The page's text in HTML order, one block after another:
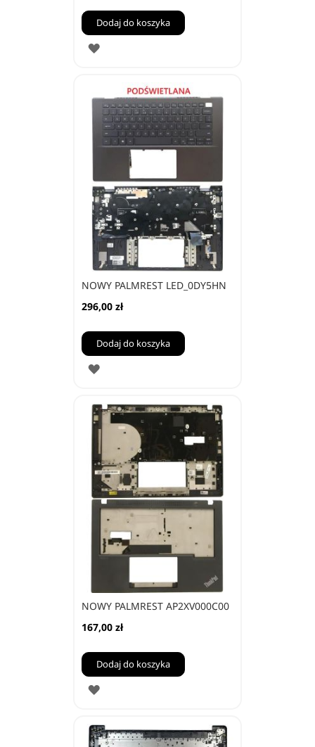
Dodaj do koszyka
DODAJ
ULUBIONYCH
NOWY PALMREST LED_0DY5HN
296,00 zł
Dodaj do koszyka
DODAJ
ULUBIONYCH
NOWY PALMREST AP2XV000C00
167,00 zł
Dodaj do koszyka
DODAJ
ULUBIONYCH